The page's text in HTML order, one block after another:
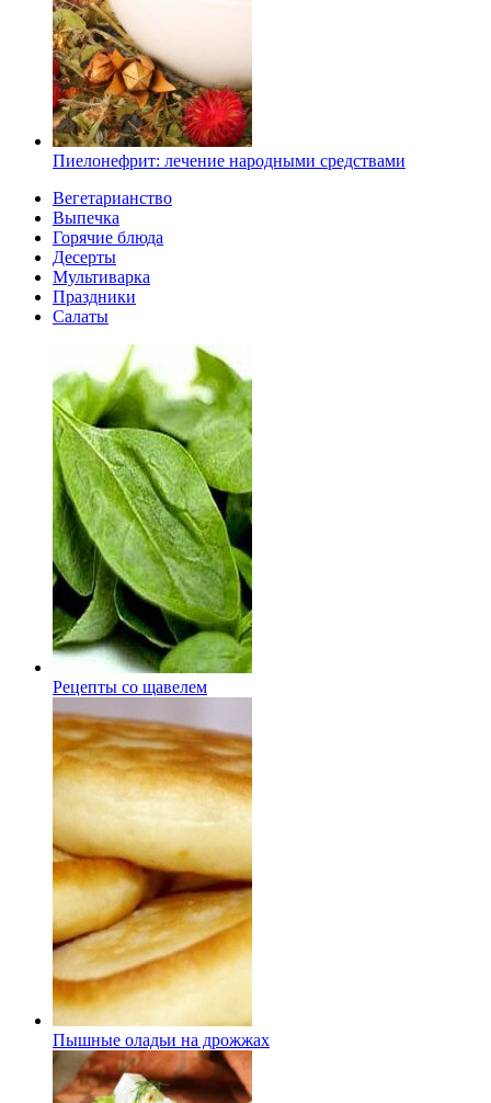
Пиелонефрит: лечение народными средствами
Вегетарианство
Выпечка
Горячие блюда
Десерты
Мультиварка
Праздники
Салаты
Рецепты со щавелем
Пышные оладьи на дрожжах